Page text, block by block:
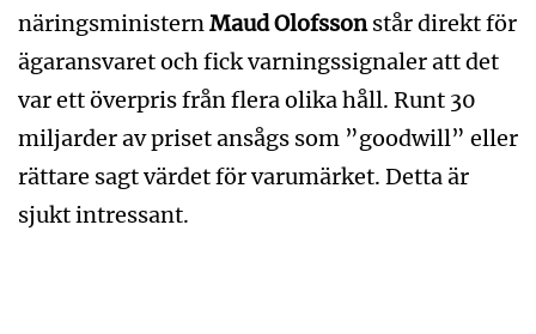
näringsministernMaud Olofssonstår direkt för
ägaransvaret och fick varningssignaler att det
var ett överpris från flera olika håll. Runt 30
miljarder av priset ansågs som ”goodwill” eller
rättare sagt värdet för varumärket. Detta är
sjukt intressant.